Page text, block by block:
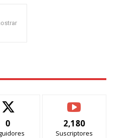
0 2,180
Suscriptores